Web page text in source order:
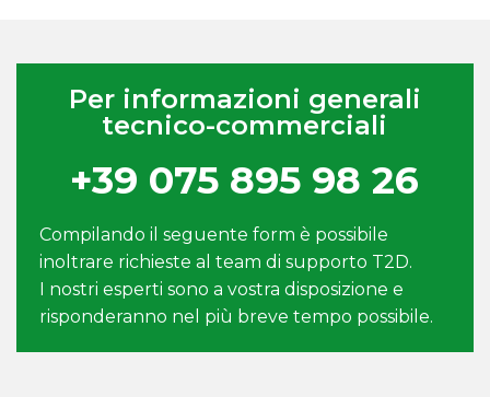
Per informazioni generali
tecnico-commerciali
+39 075 895 98 26
Compilando il seguente form è possibile
inoltrare richieste al team di supporto T2D.
I nostri esperti sono a vostra disposizione e
risponderanno nel più breve tempo possibile.